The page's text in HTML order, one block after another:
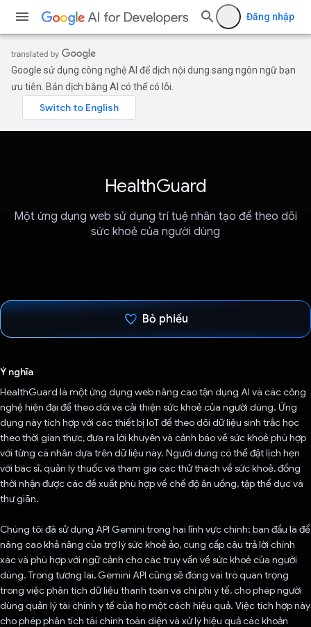
Đăng nhập
Google sử dụng công nghệ AI để dịch nội dung sang ngôn ngữ bạn
ưu tiên. Bản dịch bằng AI có thể có lỗi.
HealthGuard
Một ứng dụng web sử dụng trí tuệ nhân tạo để theo dõi
sức khoẻ của người dùng
Bỏ phiếu
Ý nghĩa
HealthGuard là một ứng dụng web nâng cao tận dụng AI và các công
nghệ hiện đại để theo dõi và cải thiện sức khoẻ của người dùng. Ứng
dụng này tích hợp với các thiết bị IoT để theo dõi dữ liệu sinh trắc học
theo thời gian thực, đưa ra lời khuyên và cảnh báo về sức khoẻ phù hợp
với từng cá nhân dựa trên dữ liệu này. Người dùng có thể đặt lịch hẹn
với bác sĩ, quản lý thuốc và tham gia các thử thách về sức khoẻ, đồng
thời nhận được các đề xuất phù hợp về chế độ ăn uống, tập thể dục và
thư giãn.
Chúng tôi đã sử dụng API Gemini trong hai lĩnh vực chính: ban đầu là để
nâng cao khả năng của trợ lý sức khoẻ ảo, cung cấp câu trả lời chính
xác và phù hợp với ngữ cảnh cho các truy vấn về sức khoẻ của người
dùng. Trong tương lai, Gemini API cũng sẽ đóng vai trò quan trọng
trong việc phân tích dữ liệu thanh toán và chi phí y tế, cho phép người
dùng quản lý tài chính y tế của họ một cách hiệu quả. Việc tích hợp này
cho phép phân tích tài chính toàn diện và xử lý hiệu quả các khoản